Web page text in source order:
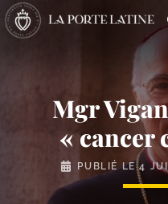
Mgr
« cancer
PUBLIÉ LE4